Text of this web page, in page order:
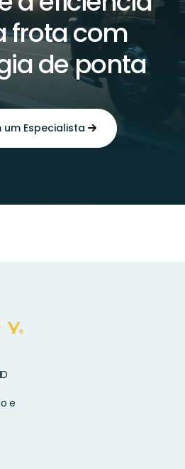
frota com
de ponta
um Especialista
e